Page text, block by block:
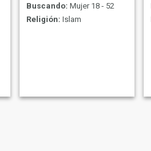
Buscando: Mujer 18 - 52
Religión: Islam